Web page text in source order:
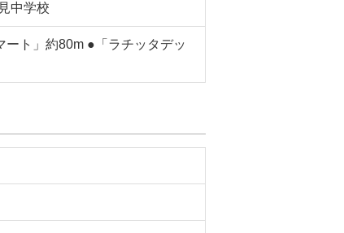
中学校
ト」約80m ●「ラチッタデッ